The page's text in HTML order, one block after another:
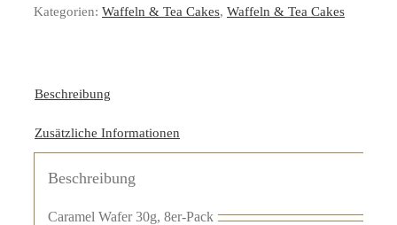
Kategorien: Waffeln & Tea Cakes, Waffeln & Tea Cakes
Beschreibung
Zusätzliche Informationen
Beschreibung
Caramel Wafer 30g, 8er-Pack